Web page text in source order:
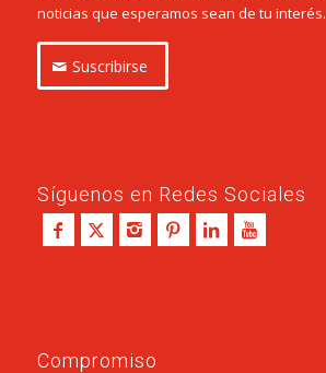
noticias que esperamos sean de tu interés.
Suscribirse
Síguenos en Redes Sociales
Compromiso